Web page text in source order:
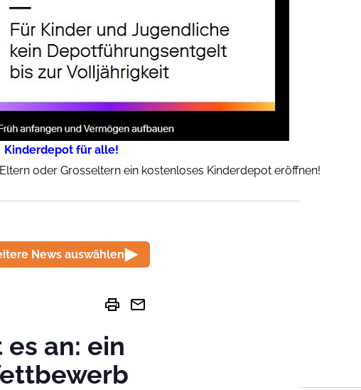
Kinderdepot für alle!
oder Grosseltern ein kostenloses Kinderdepot eröffnen!
News auswählen
print mail
an: ein